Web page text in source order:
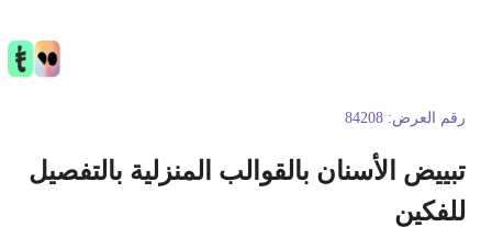
العرض: 84208
الأسنان بالقوالب المنزلية بالتفصيل